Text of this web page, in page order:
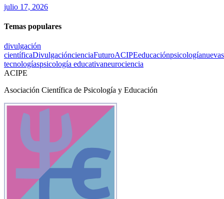
julio 17, 2026
Temas populares
divulgación
científicaDivulgacióncienciaFuturoACIPEeducaciónpsicologíanuevas
tecnologíaspsicología educativaneurociencia
ACIPE
Asociación Científica de Psicología y Educación